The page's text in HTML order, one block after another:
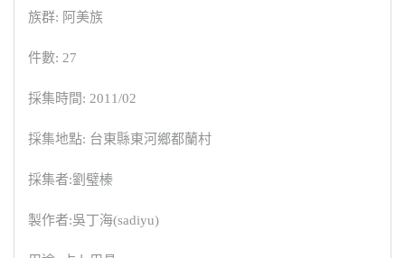
族群: 阿美族
件數: 27
採集時間: 2011/02
採集地點: 台東縣東河鄉都蘭村
採集者:劉璧榛
製作者:吳丁海(sadiyu)